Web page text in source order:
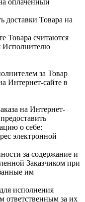
оплаченный
доставки Товара на
Товара считаются
Исполнителю
за Товар
Интернет-сайте в
на Интернет-
о себе:
электронной
за содержание и
Заказчиком при
им
исполнения
ответственным за их